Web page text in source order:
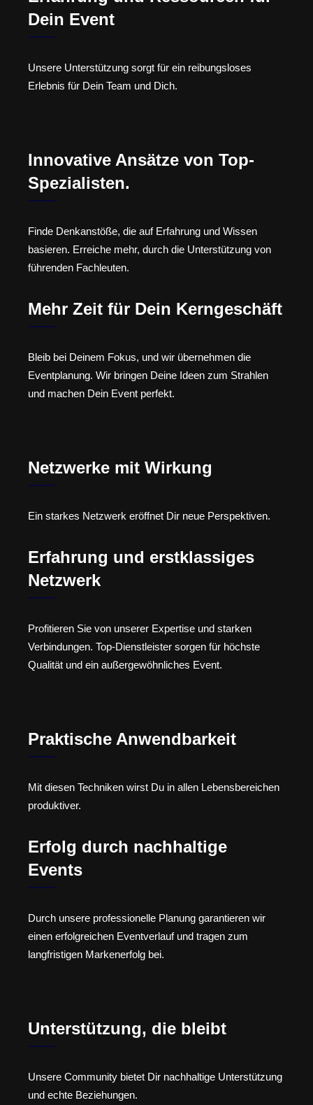
Dein Event
Unsere Unterstützung sorgt für ein reibungsloses
Erlebnis für Dein Team und Dich.
Innovative Ansätze von Top-
Spezialisten.
Finde Denkanstöße, die auf Erfahrung und Wissen
basieren. Erreiche mehr, durch die Unterstützung von
führenden Fachleuten.
Mehr Zeit für Dein Kerngeschäft
Bleib bei Deinem Fokus, und wir übernehmen die
Eventplanung. Wir bringen Deine Ideen zum Strahlen
und machen Dein Event perfekt.
Netzwerke mit Wirkung
Ein starkes Netzwerk eröffnet Dir neue Perspektiven.
Erfahrung und erstklassiges
Netzwerk
Profitieren Sie von unserer Expertise und starken
Verbindungen. Top-Dienstleister sorgen für höchste
Qualität und ein außergewöhnliches Event.
Praktische Anwendbarkeit
Mit diesen Techniken wirst Du in allen Lebensbereichen
produktiver.
Erfolg durch nachhaltige
Events
Durch unsere professionelle Planung garantieren wir
einen erfolgreichen Eventverlauf und tragen zum
langfristigen Markenerfolg bei.
Unterstützung, die bleibt
Unsere Community bietet Dir nachhaltige Unterstützung
und echte Beziehungen.